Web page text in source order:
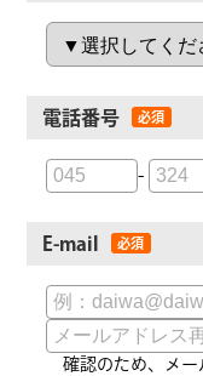
電話番号
-
E-mail
確認のため、メ